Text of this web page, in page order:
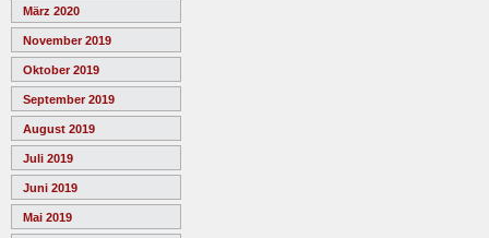
März 2020
November 2019
Oktober 2019
September 2019
August 2019
Juli 2019
Juni 2019
Mai 2019